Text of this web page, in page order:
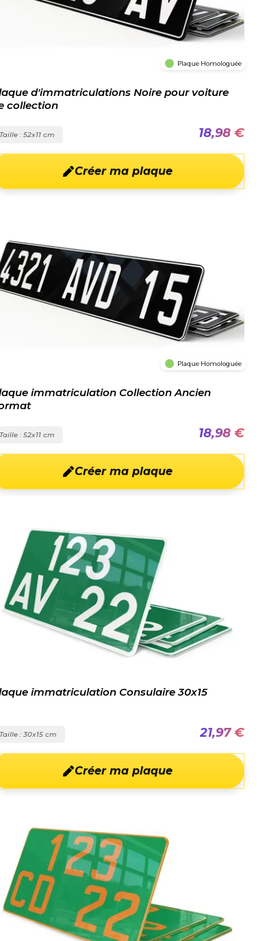
Plaque Homologuée
d'immatriculations Noire pour voiture
collection
: 52x11 cm 18,98 €
Créer ma plaque
Plaque Homologuée
immatriculation Collection Ancien
: 52x11 cm 18,98 €
Créer ma plaque
immatriculation Consulaire 30x15
: 30x15 cm 21,97 €
Créer ma plaque